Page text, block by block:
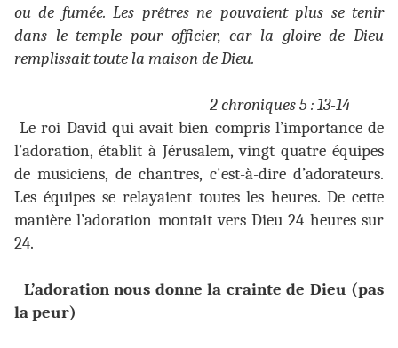
ou de fumée. Les prêtres ne pouvaient plus se tenir
dans le temple pour officier, car la gloire de Dieu
remplissait toute la maison de Dieu.
2 chroniques 5 : 13-14
Le roi David qui avait bien compris l’importance de
l’adoration, établit à Jérusalem, vingt quatre équipes
de musiciens, de chantres, c'est-à-dire d’adorateurs.
Les équipes se relayaient toutes les heures. De cette
manière l’adoration montait vers Dieu 24 heures sur
24.
L’adoration nous donne la crainte de Dieu (pas
la peur)